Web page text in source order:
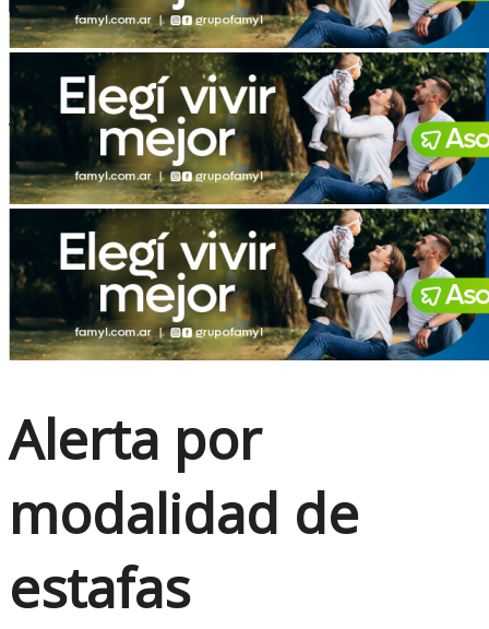
No Result
View All Result
Alerta por
modalidad de
estafas